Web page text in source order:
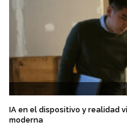
IA en el dispositivo y realidad
moderna